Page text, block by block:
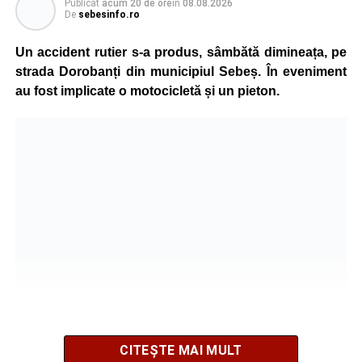
În urma impactului, femeia a suferit leziuni corporale
îngrijiri medicale de specialitate.
Motociclistul a fost testat cu aparatul etilotest, rezultatul
Publicat acum 20 de oreîn 08.08.2026
De sebesinfo.ro
Un accident rutier s-a produs, sâmbătă dimineața, pe
strada Dorobanți din municipiul Sebeș. În eveniment
au fost implicate o motocicletă și un pieton.
CITEȘTE MAI MULT